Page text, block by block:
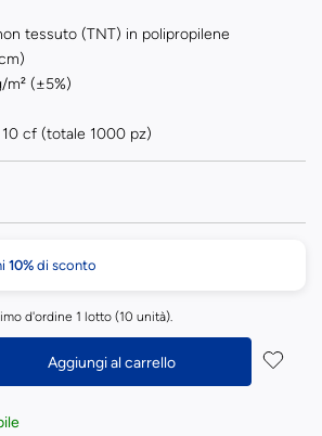
tessuto (TNT) in polipropilene
m² (±5%)
cf (totale 1000 pz)
10% di sconto
d'ordine 1 lotto (10 unità).
Aggiungi al carrello